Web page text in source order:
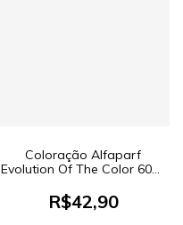
Coloração Alfaparf
Evolution Of The Color 60ml
Irisé Cinza
R$42,90